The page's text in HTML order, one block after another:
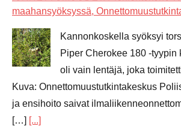
maahansyöksyssä,
Kannonkoskella syöksyi
Piper Cherokee 180 -tyypin
oli vain lentäjä, joka
Kuva: Onnettomuustutkintakeskus
ja ensihoito saivat
[…] [...]